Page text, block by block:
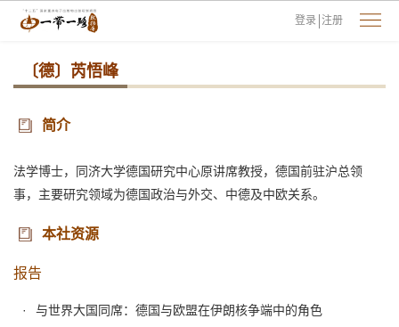
登录 注册
〔德〕芮悟峰
简介
法学博士，同济大学德国研究中心原讲席教授，德国前驻沪总领
事，主要研究领域为德国政治与外交、中德及中欧关系。
本社资源
报告
与世界大国同席：德国与欧盟在伊朗核争端中的角色